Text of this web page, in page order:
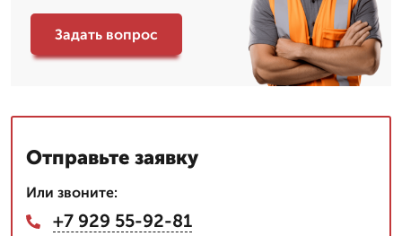
Задать вопрос
Отправьте заявку
Или звоните:
+7 929 55-92-81